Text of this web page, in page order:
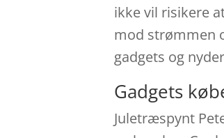
ikke vil risikere
mod strømmen
gadgets og
Gadgets
Juletræspynt